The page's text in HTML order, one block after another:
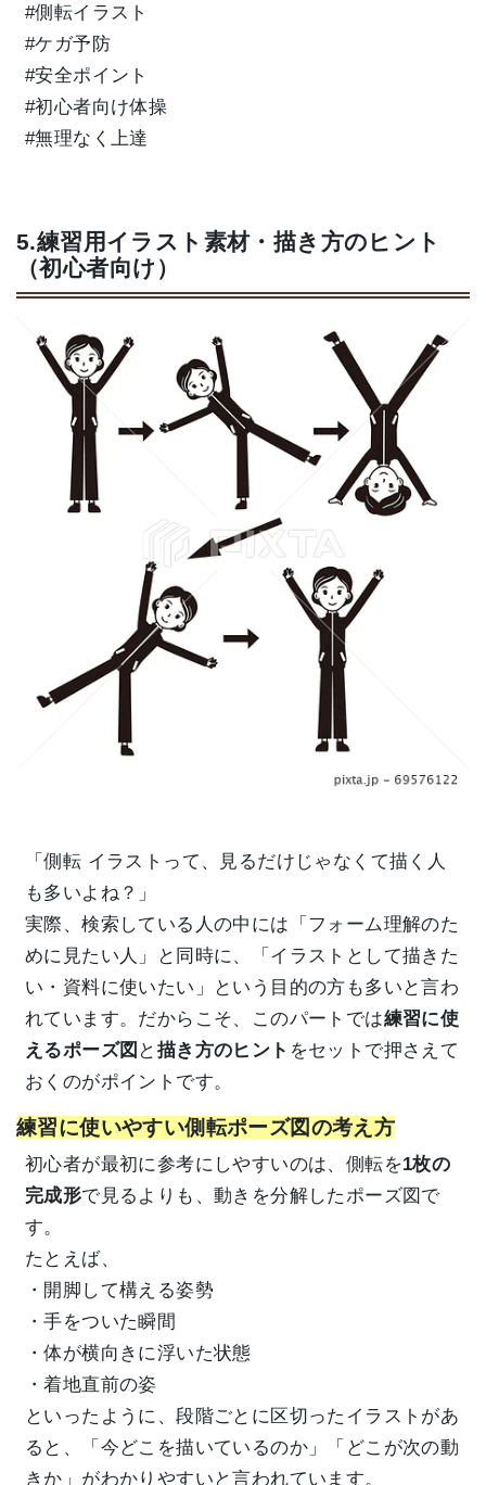
#側転イラスト
#ケガ予防
#安全ポイント
#初心者向け体操
#無理なく上達
5.練習用イラスト素材・描き方のヒント
（初心者向け）
「側転 イラストって、見るだけじゃなくて描く人
も多いよね？」
実際、検索している人の中には「フォーム理解のた
めに見たい人」と同時に、「イラストとして描きた
い・資料に使いたい」という目的の方も多いと言わ
れています。だからこそ、このパートでは練習に使
えるポーズ図 と 描き方のヒント をセットで押さえて
おくのがポイントです。
練習に使いやすい側転ポーズ図の考え方
初心者が最初に参考にしやすいのは、側転を1枚の
完成形で見るよりも、動きを分解したポーズ図で
す。
たとえば、
・開脚して構える姿勢
・手をついた瞬間
・体が横向きに浮いた状態
・着地直前の姿
といったように、段階ごとに区切ったイラストがあ
ると、「今どこを描いているのか」「どこが次の動
きか」がわかりやすいと言われています。